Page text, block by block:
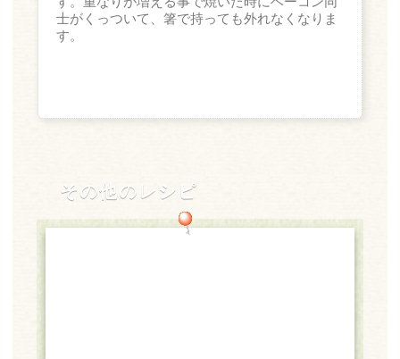
士がくっついて、箸で持っても外れなくなりま
す。
その他のレシピ